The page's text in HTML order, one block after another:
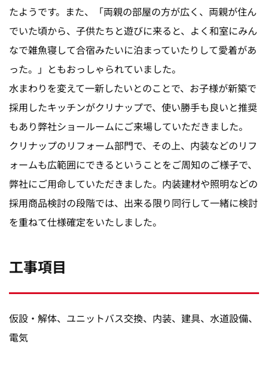
たようです。また、「両親の部屋の方が広く、両親が住ん
でいた頃から、子供たちと遊びに来ると、よく和室にみん
なで雑魚寝して合宿みたいに泊まっていたりして愛着があ
った。」ともおっしゃられていました。
水まわりを変えて一新したいとのことで、お子様が新築で
採用したキッチンがクリナップで、使い勝手も良いと推奨
もあり弊社ショールームにご来場していただきました。
クリナップのリフォーム部門で、その上、内装などのリフ
ォームも広範囲にできるということをご周知のご様子で、
弊社にご用命していただきました。内装建材や照明などの
採用商品検討の段階では、出来る限り同行して一緒に検討
を重ねて仕様確定をいたしました。
工事項目
仮設・解体、ユニットバス交換、内装、建具、水道設備、
電気